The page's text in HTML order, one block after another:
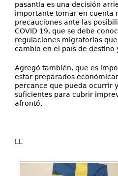
pasantía es una decisión
importante tomar en cuenta
precauciones ante las
COVID 19, que se debe
regulaciones migratorias
cambio en el país de destino
Agregó también, que es
estar preparados
percance que pueda ocurrir
suficientes para cubrir
afrontó.
LL